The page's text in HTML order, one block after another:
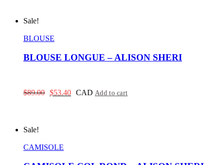
Sale!
BLOUSE
BLOUSE LONGUE – ALISON SHERI
$89.00 Original
$53.40 Current
CAD Add to cart
Sale!
CAMISOLE